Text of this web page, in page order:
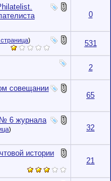
0
)
531
2
совещании
65
№ 6 журнала
)
32
истории
21